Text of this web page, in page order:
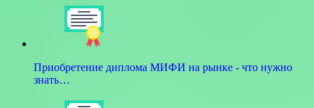
Приобретение диплома МИФИ на рынке - что нужно
знать…